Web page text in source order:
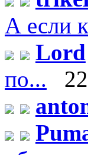
А если
Lord
по...